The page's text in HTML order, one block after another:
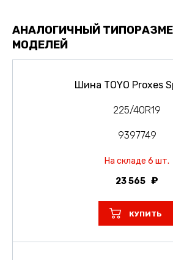
АНАЛОГИЧНЫЙ
МОДЕЛЕЙ
Шина TOYO Proxes
225/40R19
9397749
На складе 6 шт.
23 565
КУПИТЬ